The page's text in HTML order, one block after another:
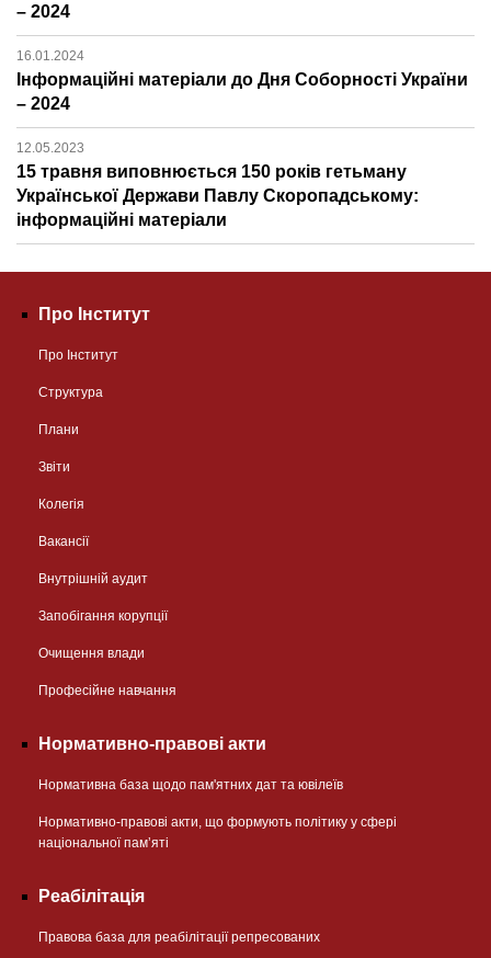
– 2024
16.01.2024
Інформаційні матеріали до Дня Соборності України
– 2024
12.05.2023
15 травня виповнюється 150 років гетьману
Української Держави Павлу Скоропадському:
інформаційні матеріали
Про Інститут
Про Інститут
Структура
Плани
Звіти
Колегія
Вакансії
Внутрішній аудит
Запобігання корупції
Очищення влади
Професійне навчання
Нормативно-правові акти
Нормативна база щодо пам'ятних дат та ювілеїв
Нормативно-правові акти, що формують політику у сфері
національної памʼяті
Реабілітація
Правова база для реабілітації репресованих